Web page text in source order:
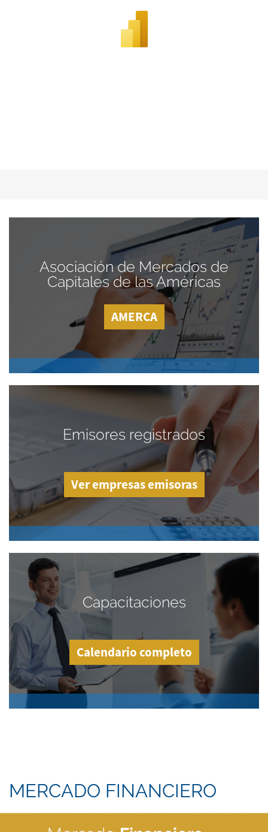
Asociación de Mercados de
Capitales de las Américas
AMERCA
Emisores registrados
Ver empresas emisoras
Capacitaciones
Calendario completo
MERCADO FINANCIERO